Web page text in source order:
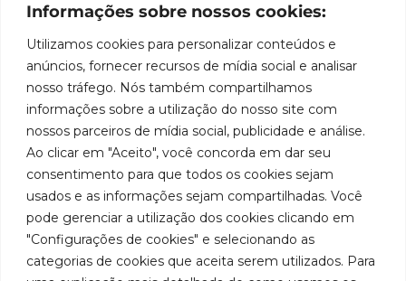
Informações sobre nossos cookies:
Utilizamos cookies para personalizar conteúdos e
anúncios, fornecer recursos de mídia social e analisar
nosso tráfego. Nós também compartilhamos
informações sobre a utilização do nosso site com
nossos parceiros de mídia social, publicidade e análise.
Ao clicar em "Aceito", você concorda em dar seu
consentimento para que todos os cookies sejam
usados e as informações sejam compartilhadas. Você
pode gerenciar a utilização dos cookies clicando em
"Configurações de cookies" e selecionando as
categorias de cookies que aceita serem utilizados. Para
Marca
líder
em
fabricação
de
equipamentos
para
lubrificação
e
Políticas
Privacidade
Políticas
de
Cookies
Institucional
A Bozza
Produtos
Soluções
Assistências
Técnicas
Seja um
representante
Trabalhe
Conosco
Localização
Rua
Tiradentes,
931 – Anexo
Franchini,
50/96
Bairro: Santa
Terezinha
Fale
Conosco
SAC: 0800
019 5050
Redes
Facebook
LinkedIn
Instagram